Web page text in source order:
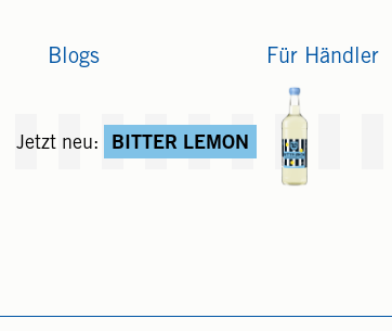
Blogs Für Händler
Jetzt neu: BITTER LEMON